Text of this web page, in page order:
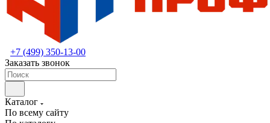
+7 (499) 350-13-00
Заказать звонок
Каталог
По всему сайту